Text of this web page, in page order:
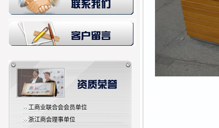
工商业联合会会员单位
浙江商会理事单位